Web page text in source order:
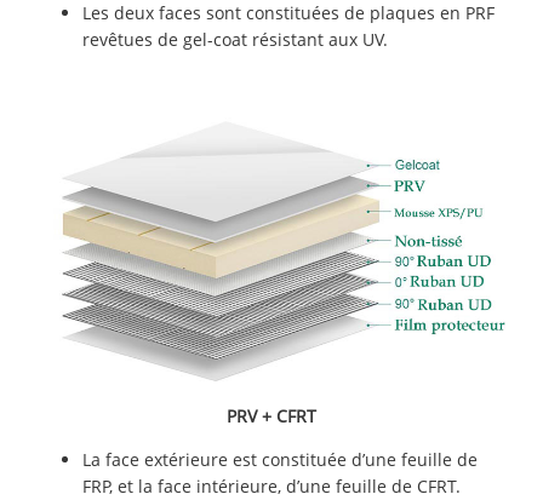
Les deux faces sont constituées de plaques en PRF
revêtues de gel-coat résistant aux UV.
PRV + CFRT
La face extérieure est constituée d’une feuille de
FRP, et la face intérieure, d’une feuille de CFRT.